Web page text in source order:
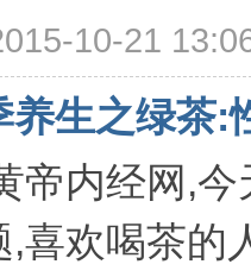
10-21
生之绿茶:
帝内经网,
喜欢喝茶的